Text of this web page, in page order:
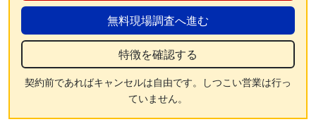
無料現場調査へ進む
特徴を確認する
契約前であればキャンセルは自由です。しつこい営業は行っ
ていません。